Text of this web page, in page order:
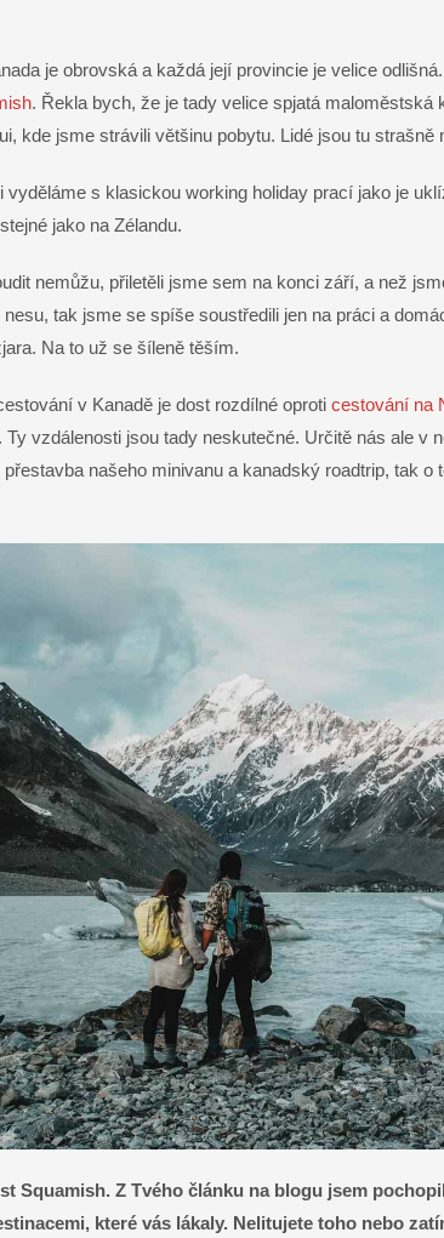
je obrovská a každá její provincie je velice
. Řekla bych, že je tady velice spjatá maloměstská
kde jsme strávili většinu pobytu. Lidé jsou tu strašně
s klasickou working holiday prací jako je
jako na Zélandu.
nemůžu, přiletěli jsme sem na konci září, a než
tak jsme se spíše soustředili jen na práci a
Na to už se šíleně těším.
v Kanadě je dost rozdílné oproti cestování na
Ty vzdálenosti jsou tady neskutečné. Určitě nás ale v
našeho minivanu a kanadský roadtrip, tak o
Squamish. Z Tvého článku na blogu jsem
které vás lákaly. Nelitujete toho nebo